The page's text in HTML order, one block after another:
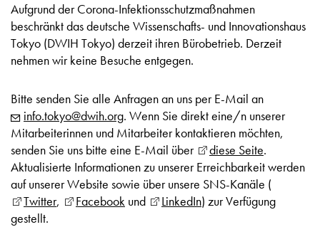
Aufgrund der Corona-Infektionsschutzmaßnahmen
beschränkt das deutsche Wissenschafts- und Innovationshaus
Tokyo (DWIH Tokyo) derzeit ihren Bürobetrieb. Derzeit
nehmen wir keine Besuche entgegen.
Bitte senden Sie alle Anfragen an uns per E-Mail an
info.tokyo@dwih.org. Wenn Sie direkt eine/n unserer
Mitarbeiterinnen und Mitarbeiter kontaktieren möchten,
senden Sie uns bitte eine E-Mail über
diese Seite.
Aktualisierte Informationen zu unserer Erreichbarkeit werden
auf unserer Website sowie über unsere SNS-Kanäle (
Twitter, Facebook und LinkedIn) zur Verfügung
gestellt.